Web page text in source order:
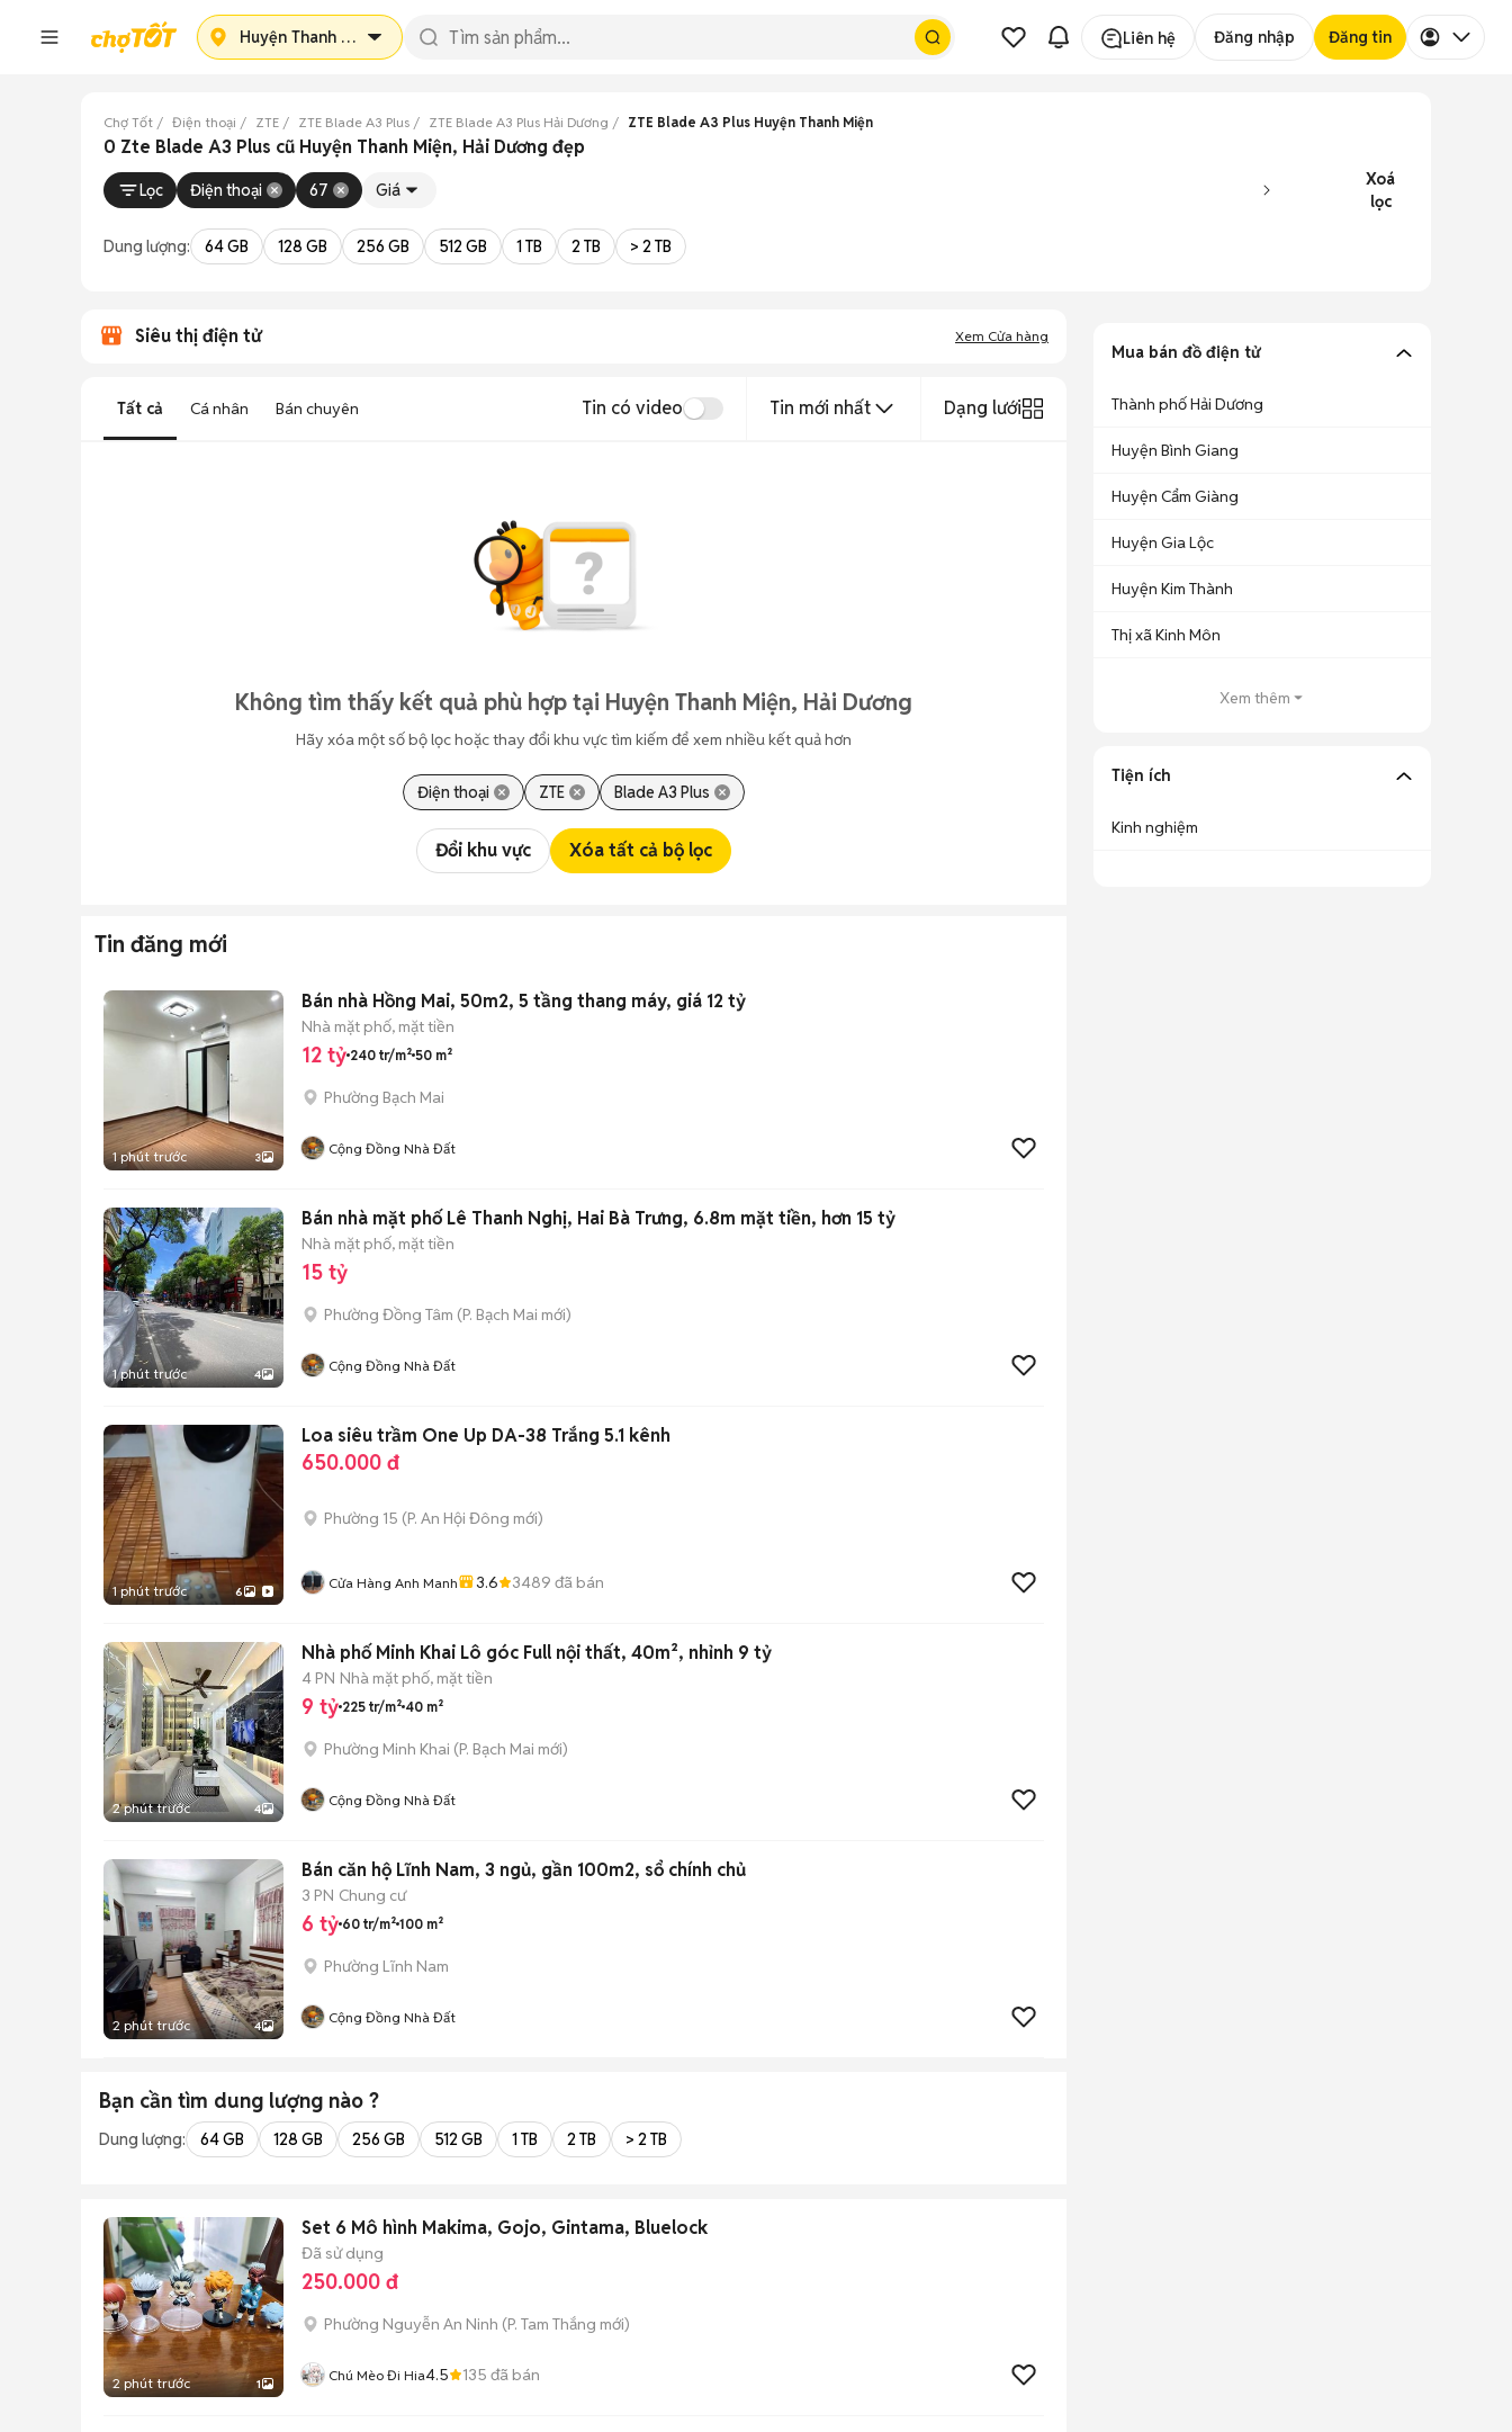
Huyện Thanh Miện Liên hệ Đăng nhập Đăng tin
Chợ Tốt Điện thoại ZTE ZTE Blade A3 Plus ZTE Blade A3 Plus Hải Dương ZTE Blade A3 Plus Huyện Thanh Miện
0 Zte Blade A3 Plus cũ Huyện Thanh Miện, Hải Dương đẹp
Lọc Điện thoại 67 Giá
Xoá
lọc
Dung lượng: 64 GB 128 GB 256 GB 512 GB 1 TB 2 TB > 2 TB
Siêu thị điện tử Xem Cửa hàng
Tất cả Cá nhân Bán chuyên Tin có video Tin mới nhất Dạng lưới
Không tìm thấy kết quả phù hợp tại Huyện Thanh Miện, Hải Dương
Hãy xóa một số bộ lọc hoặc thay đổi khu vực tìm kiếm để xem nhiều kết quả hơn
Điện thoại ZTE Blade A3 Plus
Đổi khu vực Xóa tất cả bộ lọc
Tin đăng mới
1 phút trước 3
Bán nhà Hồng Mai, 50m2, 5 tầng thang máy, giá 12 tỷ
Nhà mặt phố, mặt tiền
12 tỷ 240 tr/m² 50 m²
Phường Bạch Mai
Cộng Đồng Nhà Đất
1 phút trước 4
Bán nhà mặt phố Lê Thanh Nghị, Hai Bà Trưng, 6.8m mặt tiền, hơn 15 tỷ
Nhà mặt phố, mặt tiền
15 tỷ
Phường Đồng Tâm (P. Bạch Mai mới)
Cộng Đồng Nhà Đất
1 phút trước 6
Loa siêu trầm One Up DA-38 Trắng 5.1 kênh
650.000 đ
Phường 15 (P. An Hội Đông mới)
Cửa Hàng Anh Manh 3.6 3489 đã bán
2 phút trước 4
Nhà phố Minh Khai Lô góc Full nội thất, 40m², nhỉnh 9 tỷ
4 PN Nhà mặt phố, mặt tiền
9 tỷ 225 tr/m² 40 m²
Phường Minh Khai (P. Bạch Mai mới)
Cộng Đồng Nhà Đất
2 phút trước 4
Bán căn hộ Lĩnh Nam, 3 ngủ, gần 100m2, sổ chính chủ
3 PN Chung cư
6 tỷ 60 tr/m² 100 m²
Phường Lĩnh Nam
Cộng Đồng Nhà Đất
Bạn cần tìm dung lượng nào ?
Dung lượng: 64 GB 128 GB 256 GB 512 GB 1 TB 2 TB > 2 TB
2 phút trước 1
Set 6 Mô hình Makima, Gojo, Gintama, Bluelock
Đã sử dụng
250.000 đ
Phường Nguyễn An Ninh (P. Tam Thắng mới)
Chú Mèo Đi Hia4.5 135 đã bán
Mua bán đồ điện tử
Thành phố Hải Dương
Huyện Bình Giang
Huyện Cẩm Giàng
Huyện Gia Lộc
Huyện Kim Thành
Thị xã Kinh Môn
Xem thêm
Tiện ích
Kinh nghiệm